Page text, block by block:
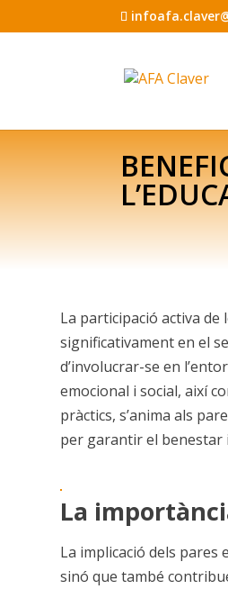
La participació activa de
significativament en el
d’involucrar-se en
emocional i social, així
pràctics, s’anima als
per garantir el benestar
La
La implicació dels pares
sinó que també